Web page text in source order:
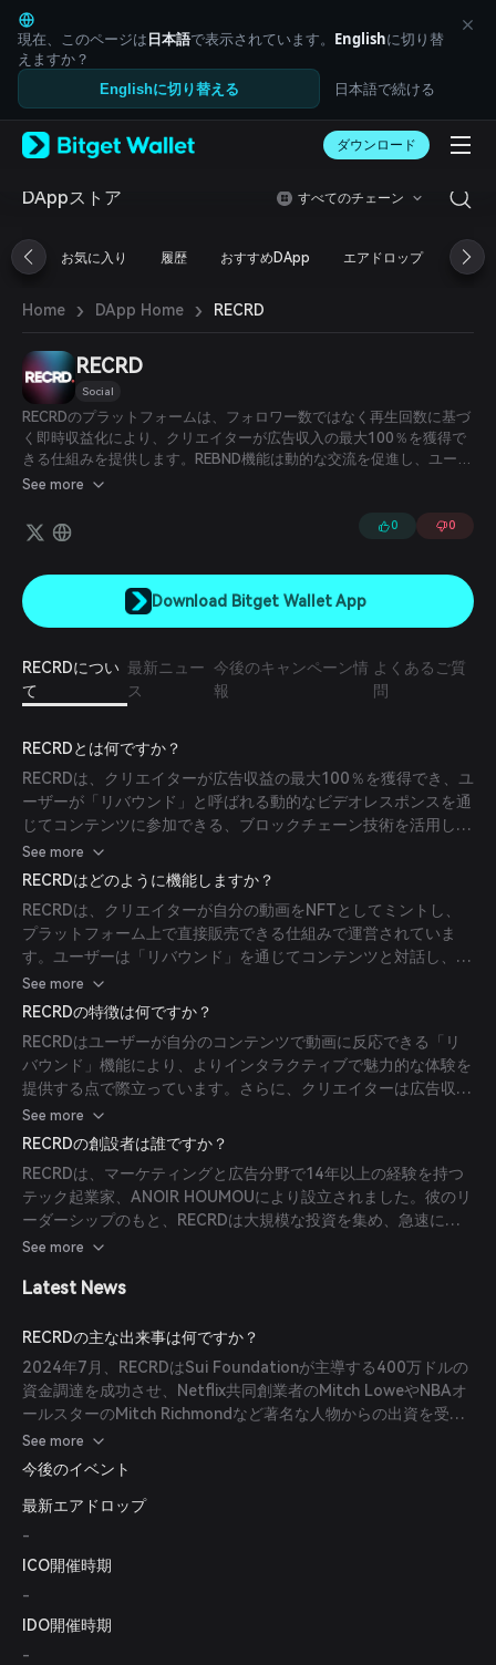
English
日本語
Tiếng Việt
Русский
Español (Latinoamérica)
Italiano
Deutsch
繁體中文
Português (Portugal)
ภาษาไทย
العربية
हिन्दी
বাংলা
Español
Português (Brasil)
Español (Argentina)
現在、このページは日本語で表示されています。 Englishに切り替
えますか？
Englishに切り替える 日本語で続ける
ダウンロード
DAppストア すべてのチェーン
お気に入り 履歴 おすすめDApp エアドロップ DeFi
Home › DApp Home › RECRD
RECRD
Social
RECRDのプラットフォームは、フォロワー数ではなく再生回数に基づ
く即時収益化により、クリエイターが広告収入の最大100％を獲得で
きる仕組みを提供します。REBND機能は動的な交流を促進し、ユーザ
ーが動画に自身のコンテンツでレスポンスできるようにします。クリ
直接販売することもでき、購入者は所有権と広告収入の一部を得ら
れ、その収益は$RECRDトークンまたは法定通貨で換金可能です。
See more
0 0
Download Bitget Wallet App
RECRDについ
て
最新ニュー
ス
今後のキャンペーン情
報
よくあるご質
問
RECRDとは何ですか？
RECRDは、クリエイターが広告収益の最大100％を獲得でき、ユ
ーザーが「リバウンド」と呼ばれる動的なビデオレスポンスを通
じてコンテンツに参加できる、ブロックチェーン技術を活用した
ソーシャルマネタイズおよびインタラクティブビデオプラットフ
ォームです。Suiブロックチェーン上に構築されており、革新的
なマネタイズソリューションを提供しユーザーとのインタラクシ
ョンを強化することで、クリエイターエコノミーの革命を目指し
ています。
See more
RECRDはどのように機能しますか？
RECRDは、クリエイターが自分の動画をNFTとしてミントし、
プラットフォーム上で直接販売できる仕組みで運営されていま
す。ユーザーは「リバウンド」を通じてコンテンツと対話し、エ
ンゲージメントを高める動的なビデオレスポンスを作成できま
す。このモデルはブロックチェーン技術を活用して透明かつ安全
な取引を保証し、クリエイターにコンテンツと収益ストリームの
完全なコントロールを提供します。
See more
RECRDの特徴は何ですか？
RECRDはユーザーが自分のコンテンツで動画に反応できる「リ
バウンド」機能により、よりインタラクティブで魅力的な体験を
提供する点で際立っています。さらに、クリエイターは広告収益
の最大100％を獲得でき、動画を即座にNFTに変換して収益化で
きます。プラットフォームのSuiブロックチェーンとの統合によ
り、すべての取引において透明性と安全性が確保されています。
See more
RECRDの創設者は誰ですか？
RECRDは、マーケティングと広告分野で14年以上の経験を持つ
テック起業家、ANOIR HOUMOUにより設立されました。彼のリ
ーダーシップのもと、RECRDは大規模な投資を集め、急速にユ
ーザーベースを拡大し、SocialFi分野の主要プラットフォームと
See more
Latest News
RECRDの主な出来事は何ですか？
2024年7月、RECRDはSui Foundationが主導する400万ドルの
資金調達を成功させ、Netflix共同創業者のMitch LoweやNBAオ
ールスターのMitch Richmondなど著名な人物からの出資を受け
ました。2024年9月には、プラットフォームがインドでリリー
ス初週に100万以上のデイリーアクティブウォレットを達成し、
た。2024年10月、RECRDはShemaroo Entertainmentと提携
源の創出を図っています。
See more
今後のイベント
最新エアドロップ
-
ICO開催時期
-
IDO開催時期
-